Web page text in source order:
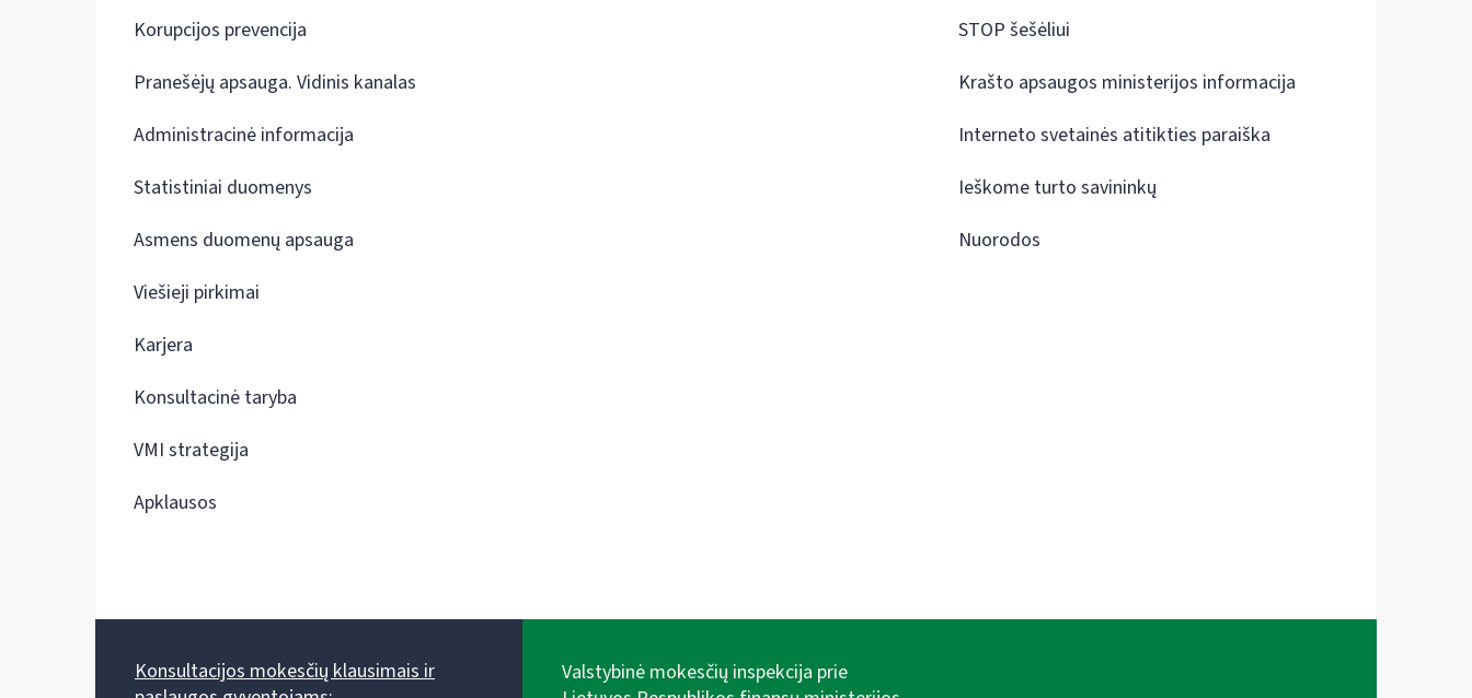
Korupcijos prevencija
Pranešėjų apsauga. Vidinis kanalas
Administracinė informacija
Statistiniai duomenys
Asmens duomenų apsauga
Viešieji pirkimai
Karjera
Konsultacinė taryba
VMI strategija
Apklausos
STOP šešėliui
Krašto apsaugos ministerijos informacija
Interneto svetainės atitikties paraiška
Ieškome turto savininkų
Nuorodos
Konsultacijos mokesčių klausimais ir
Valstybinė mokesčių inspekcija prie